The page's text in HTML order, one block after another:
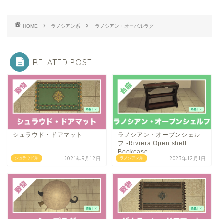
HOME ラノシアン系 ラノシアン・オーバルラグ
RELATED POST
シュラウド系
シュラウド・ドアマット
2021年9月12日 ラノシアン系
ラノシアン・オープンシェル
フ -Riviera Open shelf
Bookcase-
2023年12月1日